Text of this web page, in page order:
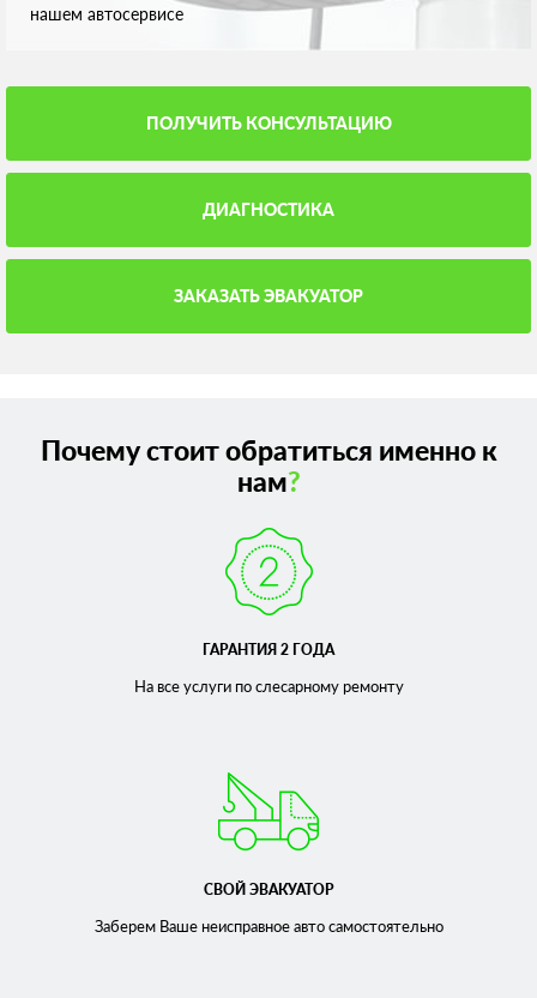
нашем автосервисе
ПОЛУЧИТЬ КОНСУЛЬТАЦИЮ
ДИАГНОСТИКА
ЗАКАЗАТЬ ЭВАКУАТОР
Почему стоит обратиться именно к
нам?
ГАРАНТИЯ 2 ГОДА
На все услуги по слесарномуремонту
СВОЙ ЭВАКУАТОР
Заберем Ваше неисправноеавто самостоятельно